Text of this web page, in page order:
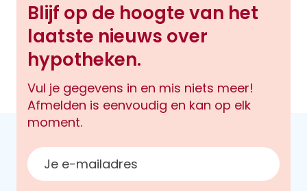
Blijf op de hoogte van het
laatste nieuws over
hypotheken.
Vul je gegevens in en mis niets meer!
Afmelden is eenvoudig en kan op elk
moment.
E-mailadres